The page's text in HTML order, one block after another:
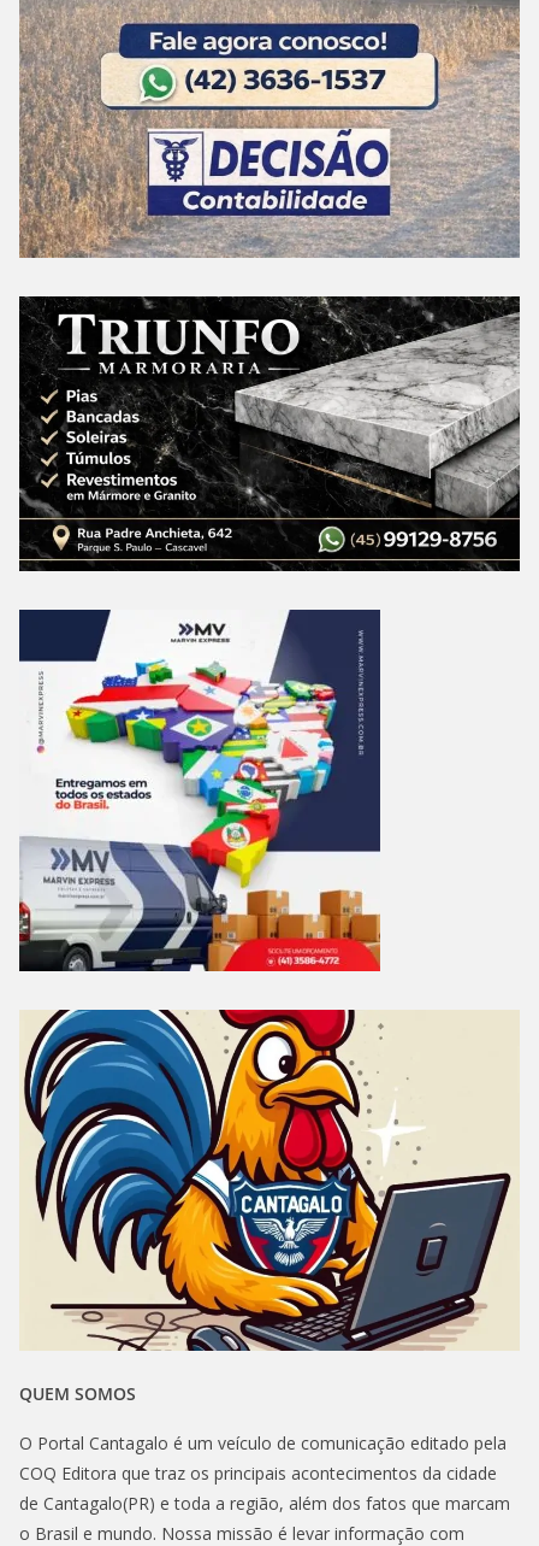
QUEM SOMOS
O Portal Cantagalo é um veículo de comunicação editado pela
COQ Editora que traz os principais acontecimentos da cidade
de Cantagalo(PR) e toda a região, além dos fatos que marcam
o Brasil e mundo. Nossa missão é levar informação com